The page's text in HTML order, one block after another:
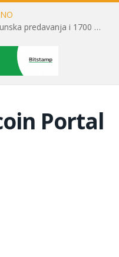
Toni Milun postao “milijarder”! Vrhunska predavanja i 1700 posjetitelja obilježili su mjesec financijske pismenosti
Portal